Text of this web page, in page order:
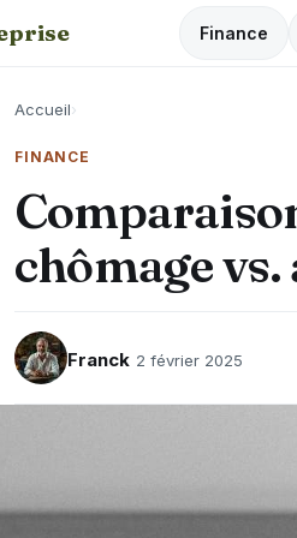
Finance
Accueil›
FINANCE
chômage
Franck 2 février 2025